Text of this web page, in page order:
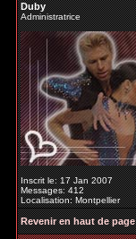
Duby
Administratrice
Inscrit le: 17 Jan 2007
Messages: 412
Localisation: Montpellier
Revenir en haut de page